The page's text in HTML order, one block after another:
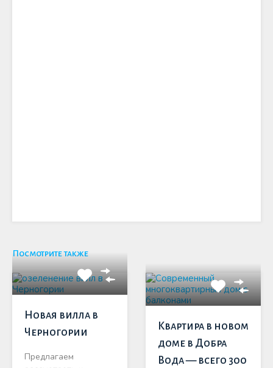
Посмотрите также
Новая вилла в
Черногории
Предлагаем
Квартира в новом
доме в Добра
Вода — всего 300